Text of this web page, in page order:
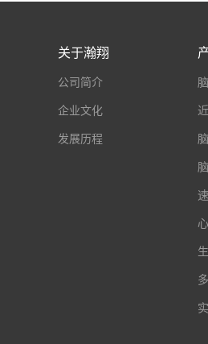
关于瀚翔
公司简介
企业文化
发展历程